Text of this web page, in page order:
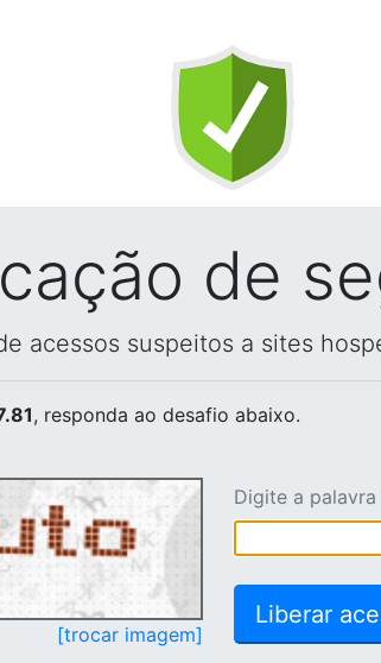
de
acessos suspeitos a sites
, responda ao desafio abaixo.
[trocar imagem]
Digite a